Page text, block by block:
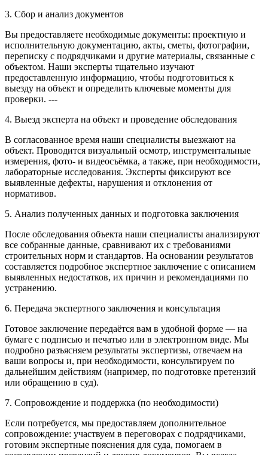
3. Сбор и анализ документов
Вы предоставляете необходимые документы: проектную и
исполнительную документацию, акты, сметы, фотографии,
переписку с подрядчиками и другие материалы, связанные с
объектом. Наши эксперты тщательно изучают
предоставленную информацию, чтобы подготовиться к
выезду на объект и определить ключевые моменты для
проверки. ---
4. Выезд эксперта на объект и проведение обследования
В согласованное время наши специалисты выезжают на
объект. Проводится визуальный осмотр, инструментальные
измерения, фото- и видеосъёмка, а также, при необходимости,
лабораторные исследования. Эксперты фиксируют все
выявленные дефекты, нарушения и отклонения от
нормативов.
5. Анализ полученных данных и подготовка заключения
После обследования объекта наши специалисты анализируют
все собранные данные, сравнивают их с требованиями
строительных норм и стандартов. На основании результатов
составляется подробное экспертное заключение с описанием
выявленных недостатков, их причин и рекомендациями по
устранению.
6. Передача экспертного заключения и консультация
Готовое заключение передаётся вам в удобной форме — на
бумаге с подписью и печатью или в электронном виде. Мы
подробно разъясняем результаты экспертизы, отвечаем на
ваши вопросы и, при необходимости, консультируем по
дальнейшим действиям (например, по подготовке претензий
или обращению в суд).
7. Сопровождение и поддержка (по необходимости)
Если потребуется, мы предоставляем дополнительное
сопровождение: участвуем в переговорах с подрядчиками,
готовим экспертные пояснения для суда, помогаем в